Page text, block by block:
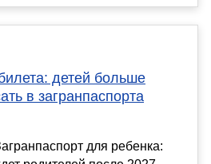
детей больше
в загранпаспорта
для ребенка: